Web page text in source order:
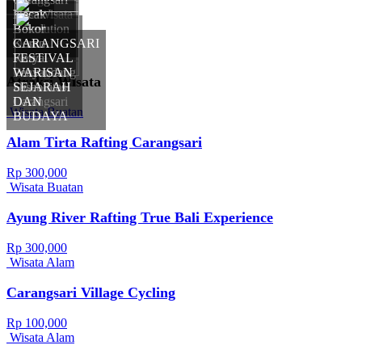
Beji
DesaWisata
Ramah
Berkendara
Kecak
Revolution
Desa
Wisata
Carangsari
Bokor
Koran
Karya
Penyandang
Disabilitas
Carangsari
CARANGSARI
FESTIVAL
WARISAN
SEJARAH
DAN
BUDAYA
Atraksi Wisata
Wisata Buatan
Alam Tirta Rafting Carangsari
Rp 300,000
Wisata Buatan
Ayung River Rafting True Bali Experience
Rp 300,000
Wisata Alam
Carangsari Village Cycling
Rp 100,000
Wisata Alam